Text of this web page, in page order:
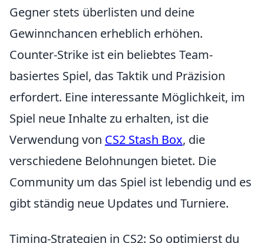
Gegner stets überlisten und deine
Gewinnchancen erheblich erhöhen.
Counter-Strike ist ein beliebtes Team-
basiertes Spiel, das Taktik und Präzision
erfordert. Eine interessante Möglichkeit, im
Spiel neue Inhalte zu erhalten, ist die
Verwendung von CS2 Stash Box, die
verschiedene Belohnungen bietet. Die
Community um das Spiel ist lebendig und es
gibt ständig neue Updates und Turniere.
Timing-Strategien in CS2: So optimierst du